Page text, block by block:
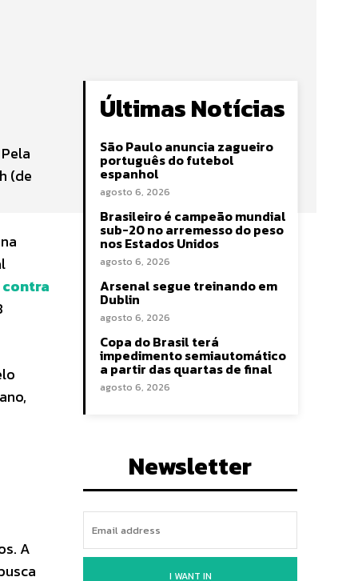
(de
A
Últimas Notícias
São Paulo anuncia zagueiro
português do futebol
espanhol
agosto 6, 2026
Brasileiro é campeão mundial
sub-20 no arremesso do peso
nos Estados Unidos
agosto 6, 2026
Arsenal segue treinando em
Dublin
agosto 6, 2026
Copa do Brasil terá
impedimento semiautomático
a partir das quartas de final
agosto 6, 2026
Newsletter
I WANT IN